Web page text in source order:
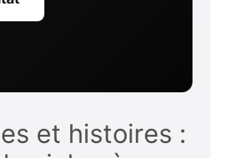
et histoires :